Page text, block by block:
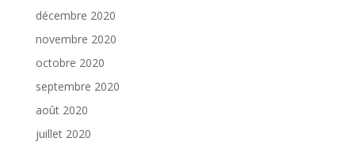
décembre 2020
novembre 2020
octobre 2020
septembre 2020
août 2020
juillet 2020